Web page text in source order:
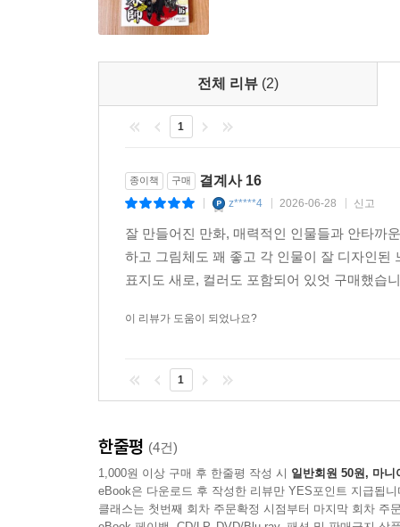
전체 리뷰 (2)
1
종이책 구매 결계사 16
z*****4 2026-06-28 신고
잘 만들어진 만화, 매력적인 인물들과 안타까
하고 그림체도 꽤 좋고 각 인물이 잘 디자인된
표지도 새로, 컬러도 포함되어 있엇 구매했습
이 리뷰가 도움이 되었나요?
1
한줄평 (4건)
1,000원 이상 구매 후 한줄평 작성 시 일반회원 50원, 마니
eBook은 다운로드 후 작성한 리뷰만 YES포인트 지급됩니
클래스는 첫번째 회차 주문확정 시점부터 마지막 회차 주